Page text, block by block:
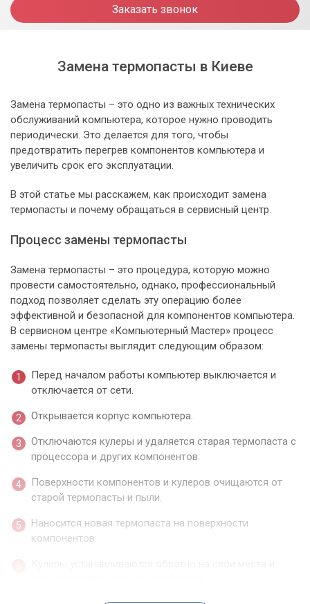
Заказать звонок
Замена термопасты в Киеве
Замена термопасты – это одно из важных технических
обслуживаний компьютера, которое нужно проводить
периодически. Это делается для того, чтобы
предотвратить перегрев компонентов компьютера и
увеличить срок его эксплуатации.
В этой статье мы расскажем, как происходит замена
термопасты и почему обращаться в сервисный центр.
Процесс замены термопасты
Замена термопасты – это процедура, которую можно
провести самостоятельно, однако, профессиональный
подход позволяет сделать эту операцию более
эффективной и безопасной для компонентов компьютера.
В сервисном центре «Компьютерный Мастер» процесс
замены термопасты выглядит следующим образом:
Перед началом работы компьютер выключается и
отключается от сети.
Открывается корпус компьютера.
Отключаются кулеры и удаляется старая термопаста с
процессора и других компонентов.
Поверхности компонентов и кулеров очищаются от
старой термопасты и пыли.
Наносится новая термопаста на поверхности
компонентов.